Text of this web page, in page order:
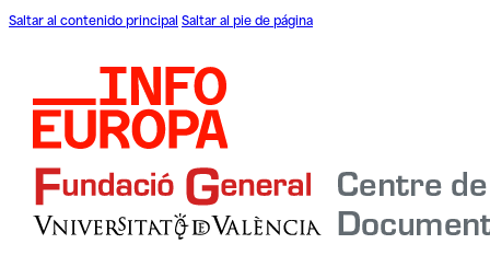
Saltar al contenido principal Saltar al pie de página